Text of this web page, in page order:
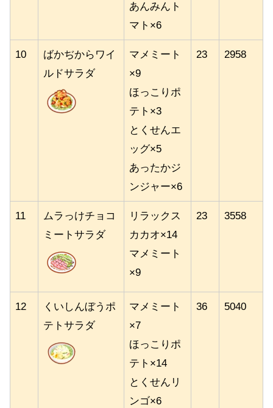
あんみんト
マト×6
10
ばかぢからワイ
ルドサラダ
マメミート
×9
ほっこりポ
テト×3
とくせんエ
ッグ×5
あったかジ
ンジャー×6
23 2958
11
ムラっけチョコ
ミートサラダ
リラックス
カカオ×14
マメミート
×9
23 3558
12
くいしんぼうポ
テトサラダ
マメミート
×7
ほっこりポ
テト×14
とくせんリ
ンゴ×6
36 5040